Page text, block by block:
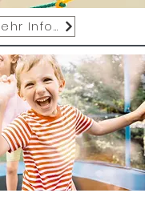
Mehr Infos